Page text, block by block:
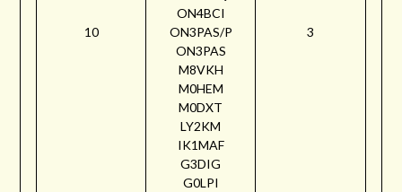
10
ON4BCI
ON3PAS/P
ON3PAS
M8VKH
M0HEM
M0DXT
LY2KM
IK1MAF
G3DIG
G0LPI
3